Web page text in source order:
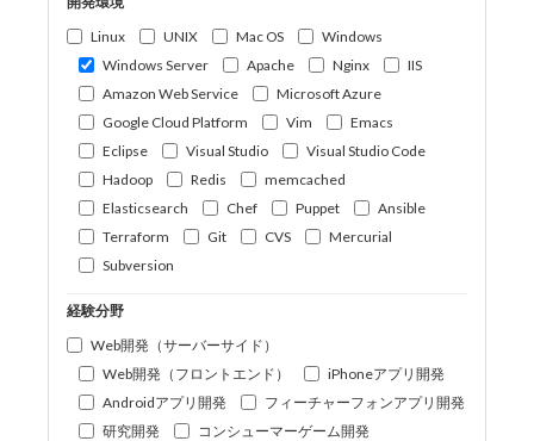
Linux
UNIX Mac OS
Windows
Windows Server
Apache Nginx
IIS
Amazon Web Service
Microsoft Azure
Google Cloud Platform
Vim
Emacs
Eclipse
Visual Studio
Visual Studio Code
Hadoop
Redis
memcached
Elasticsearch
Chef Puppet
Ansible
Terraform
Git CVS
Mercurial
Subversion
経験分野
Web開発（サーバーサイド）
Web開発（フロントエンド）
iPhoneアプリ開発
Androidアプリ開発
フィーチャーフォンアプリ開発
研究開発
コンシューマーゲーム開発